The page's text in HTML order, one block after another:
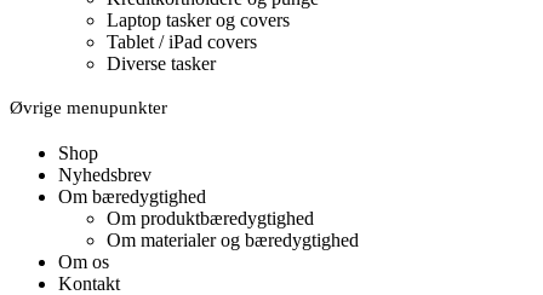
Laptop tasker og covers
Tablet / iPad covers
Diverse tasker
Øvrige menupunkter
Shop
Nyhedsbrev
Om bæredygtighed
Om produktbæredygtighed
Om materialer og bæredygtighed
Om os
Kontakt